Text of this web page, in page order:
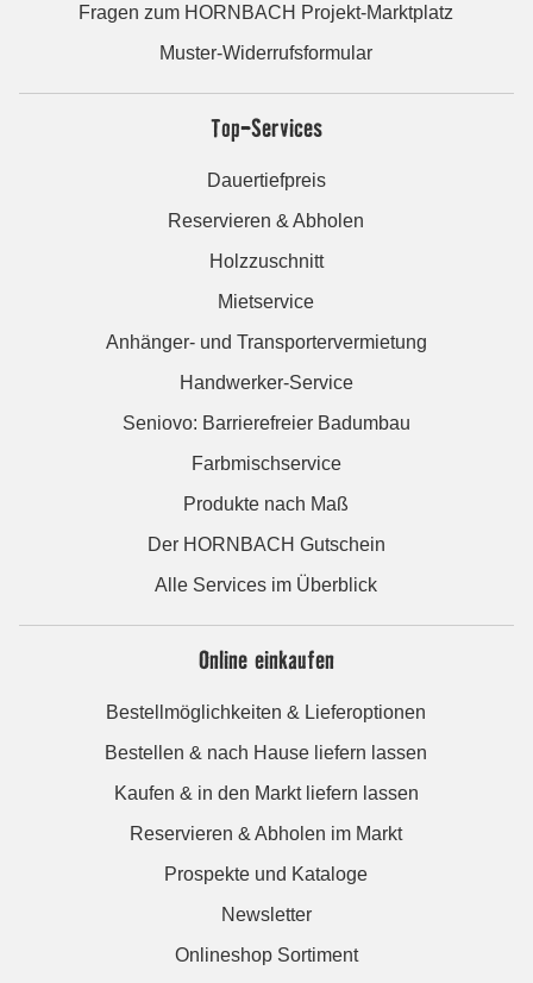
Fragen zum HORNBACH Projekt-Marktplatz
Muster-Widerrufsformular
Top-Services
Dauertiefpreis
Reservieren & Abholen
Holzzuschnitt
Mietservice
Anhänger- und Transportervermietung
Handwerker-Service
Seniovo: Barrierefreier Badumbau
Farbmischservice
Produkte nach Maß
Der HORNBACH Gutschein
Alle Services im Überblick
Online einkaufen
Bestellmöglichkeiten & Lieferoptionen
Bestellen & nach Hause liefern lassen
Kaufen & in den Markt liefern lassen
Reservieren & Abholen im Markt
Prospekte und Kataloge
Newsletter
Onlineshop Sortiment